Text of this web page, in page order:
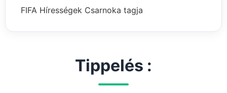
FIFA Hírességek Csarnoka tagja
Tippelés :